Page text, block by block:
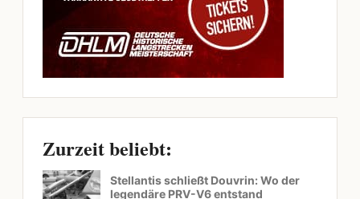
Zurzeit beliebt:
Stellantis schließt Douvrin: Wo der
legendäre PRV-V6 entstand